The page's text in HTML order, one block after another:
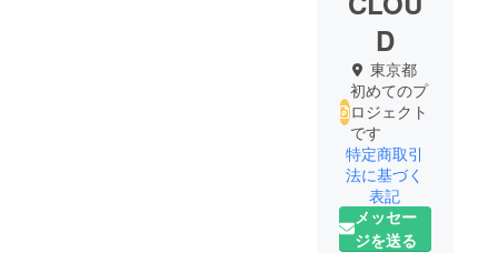
D
東京都
初めてのプ
ロジェクト
です
特定商取引
法に基づく
表記
メッセー
ジを送る